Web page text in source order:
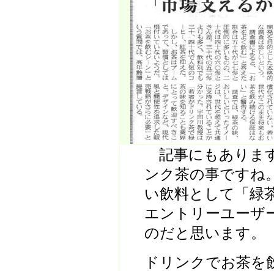
記事にもありま
ンク茶の事ですね
い飲料として「緑
エントリーユーザ
のだと思います。
ドリンクでお茶を